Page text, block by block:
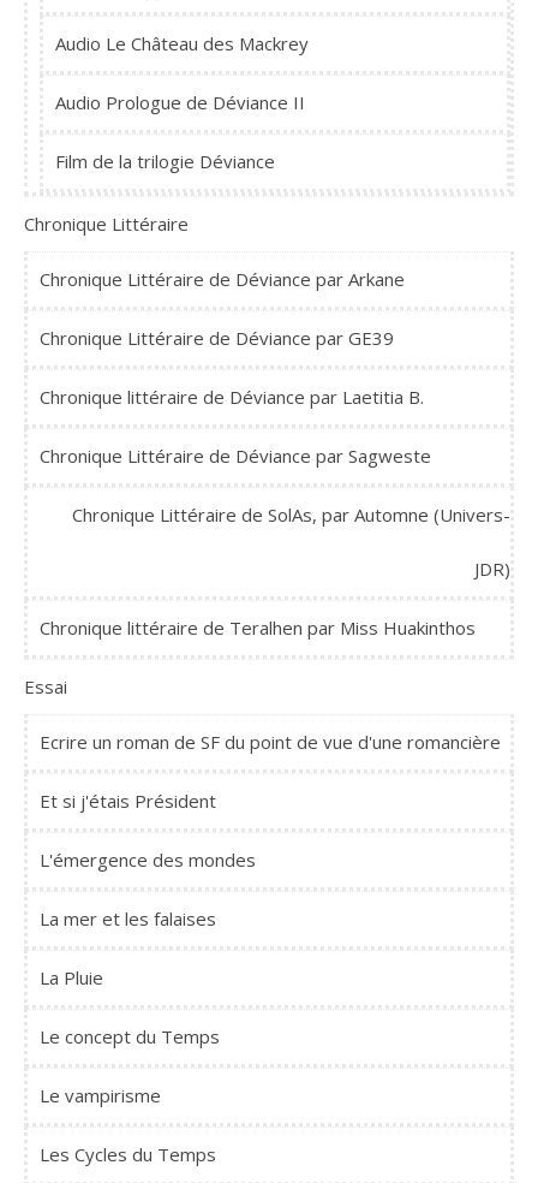
Audio Le Château des Mackrey
Audio Prologue de Déviance II
Film de la trilogie Déviance
Chronique Littéraire
Chronique Littéraire de Déviance par Arkane
Chronique Littéraire de Déviance par GE39
Chronique littéraire de Déviance par Laetitia B.
Chronique Littéraire de Déviance par Sagweste
Chronique Littéraire de SolAs, par Automne (Univers-
JDR)
Chronique littéraire de Teralhen par Miss Huakinthos
Essai
Ecrire un roman de SF du point de vue d'une romancière
Et si j'étais Président
L'émergence des mondes
La mer et les falaises
La Pluie
Le concept du Temps
Le vampirisme
Les Cycles du Temps